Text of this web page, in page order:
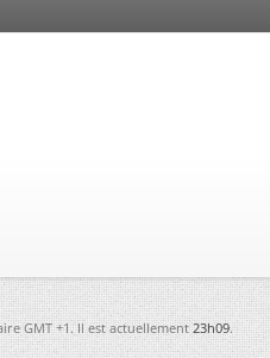
GMT +1. Il est actuellement23h09.